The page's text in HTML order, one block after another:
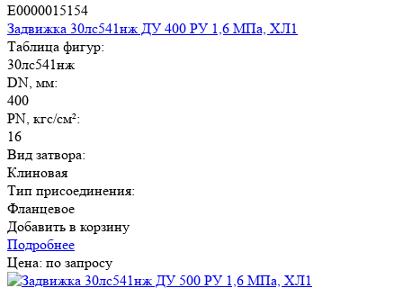
E0000015154
Задвижка 30лс541нж ДУ 400 РУ 1,6 МПа, ХЛ1
Таблица фигур:
30лс541нж
DN, мм:
400
PN, кгс/см²:
16
Вид затвора:
Клиновая
Тип присоединения:
Фланцевое
Добавить в корзину
Подробнее
Цена: по запросу